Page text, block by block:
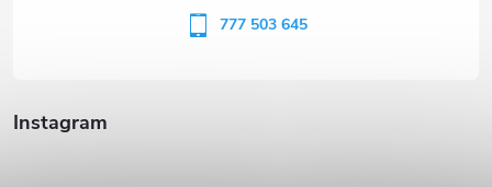
Instagram
777 503 645